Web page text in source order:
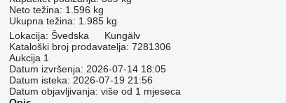
Neto težina: 1.596 kg
Ukupna težina: 1.985 kg
Lokacija: Švedska
Kungälv
Kataloški broj prodavatelja: 7281306
Aukcija 1
Datum izvršenja: 2026-07-14 18:05
Datum isteka: 2026-07-19 21:56
Datum objavljivanja: više od 1 mjeseca